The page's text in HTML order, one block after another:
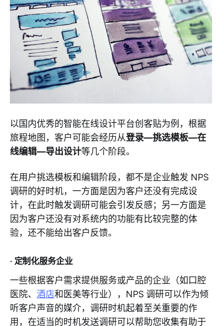
以国内优秀的智能在线设计平台创客贴为例，根据
旅程地图，客户可能会经历从登录—挑选模板—在
线编辑—导出设计等几个阶段。
在用户挑选模板和编辑阶段，都不是企业触发 NPS
调研的好时机，一方面是因为客户还没有完成设
计，在此时触发调研可能会引发反感；另一方面是
因为客户还没有对系统内的功能有比较完整的体
验，还不能给出客户反馈。
· 定制化服务企业
一些根据客户需求提供服务或产品的企业（如口腔
医院、 酒店和医美等行业），NPS 调研可以作为倾
听客户声音的媒介，调研时机起着至关重要的作
用，在适当的时机发送调研可以帮助您收集有助于